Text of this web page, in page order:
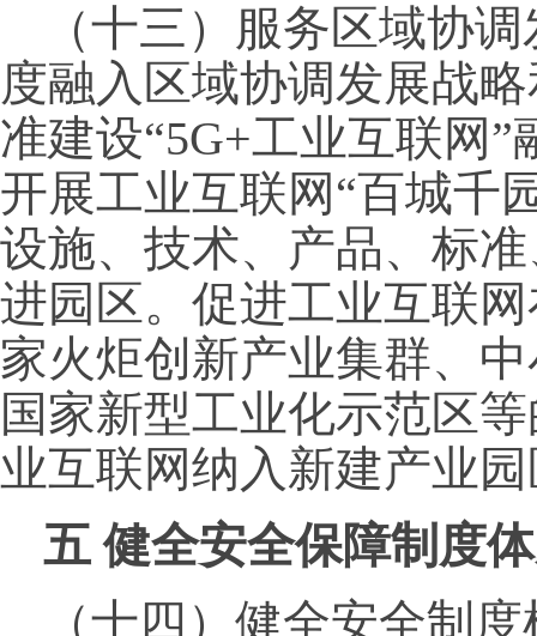
（十三）服务区域协
度融入区域协调发展战
准建设“5G+工业互联网
开展工业互联网“百城千
设施、技术、产品、标
进园区。促进工业互联
家火炬创新产业集群、
国家新型工业化示范区
业互联网纳入新建产业
五健全安全保障制度
（十四）健全安全制